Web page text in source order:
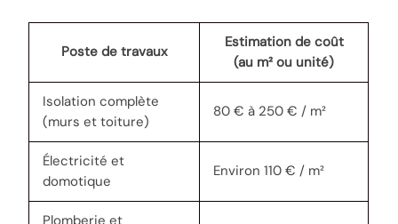
Poste de travaux
Estimation de coût
(au m² ou unité)
Isolation complète
(murs et toiture)
80 € à 250 € / m²
Électricité et
domotique
Environ 110 € / m²
Plomberie et